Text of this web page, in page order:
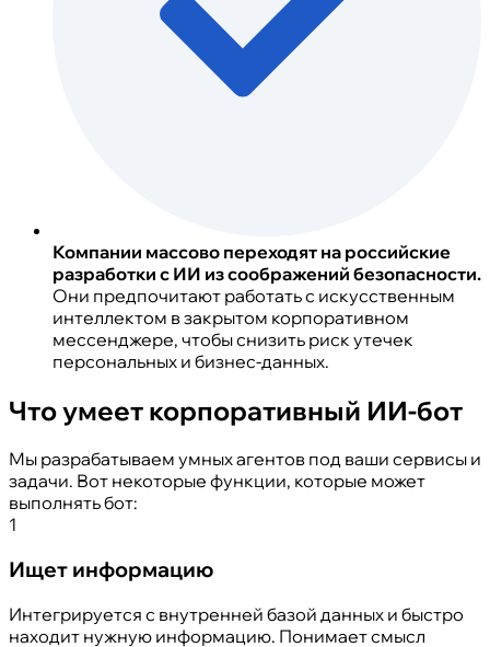
Компании массово переходят на российские
разработки с ИИ из соображений безопасности.
Они предпочитают работать с искусственным
интеллектом в закрытом корпоративном
мессенджере, чтобы снизить риск утечек
персональных и бизнес-данных.
Что умеет корпоративный ИИ-бот
Мы разрабатываем умных агентов под ваши сервисы и
задачи. Вот некоторые функции, которые может
выполнять бот:
1
Ищет информацию
Интегрируется с внутренней базой данных и быстро
находит нужную информацию. Понимает смысл